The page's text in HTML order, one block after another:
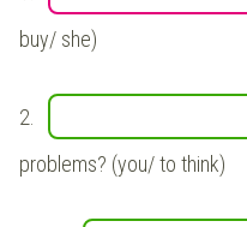
buy/ she)
2.
problems? (you/ to think)